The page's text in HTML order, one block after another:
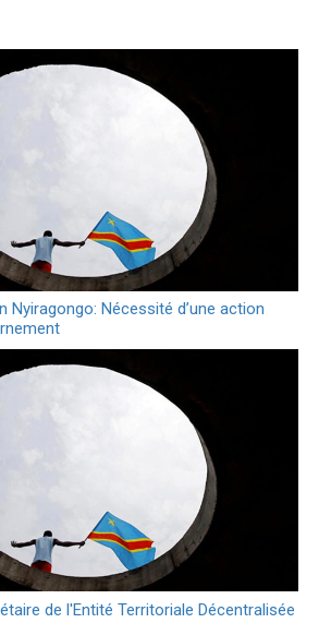
Nyiragongo: Nécessité d’une action
de l'Entité Territoriale Décentralisée